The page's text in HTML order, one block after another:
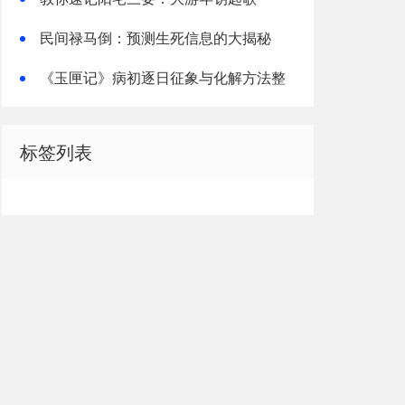
民间禄马倒：预测生死信息的大揭秘
《玉匣记》病初逐日征象与化解方法整
标签列表